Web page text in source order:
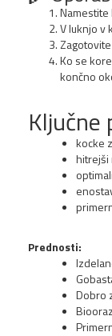
Namestite
V luknjo v
Ko se
končno
Ključne
kocke
hitrejši
Prednosti:
Dobro